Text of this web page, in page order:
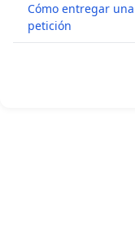
Cómo entregar una
petición